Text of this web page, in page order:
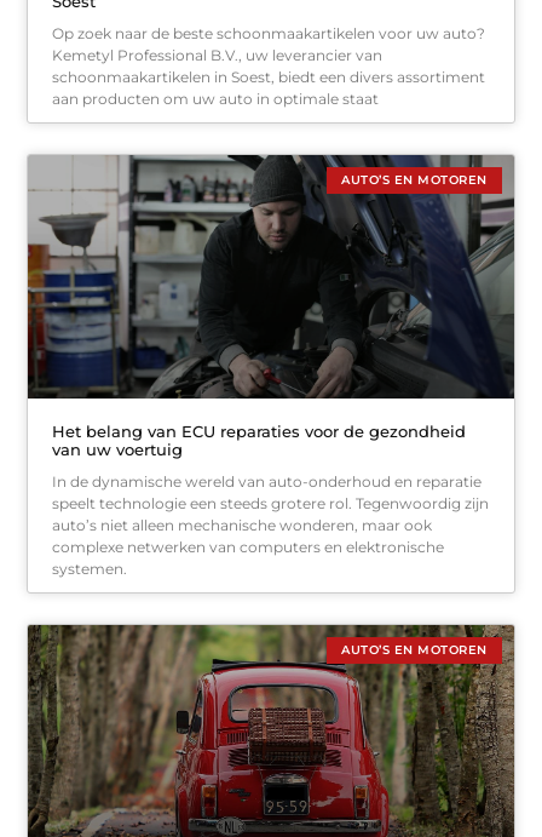
Op zoek naar de beste schoonmaakartikelen voor uw auto?
Kemetyl Professional B.V., uw leverancier van
schoonmaakartikelen in Soest, biedt een divers assortiment
aan producten om uw auto in optimale staat
AUTO’S EN MOTOREN
Het belang van ECU reparaties voor de gezondheid
van uw voertuig
In de dynamische wereld van auto-onderhoud en reparatie
speelt technologie een steeds grotere rol. Tegenwoordig zijn
auto’s niet alleen mechanische wonderen, maar ook
complexe netwerken van computers en elektronische
systemen.
AUTO’S EN MOTOREN